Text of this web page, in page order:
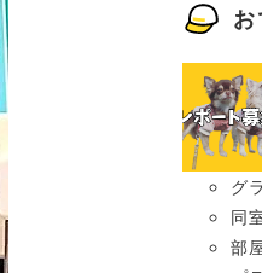
お
グ
同
部